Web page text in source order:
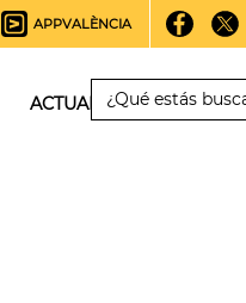
APPVALÈNCIA
ACTUALIDAD